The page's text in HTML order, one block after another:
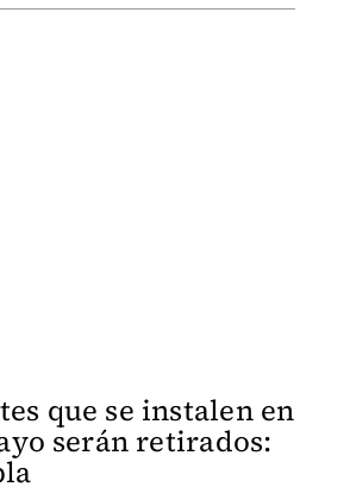
que se instalen en
serán retirados: